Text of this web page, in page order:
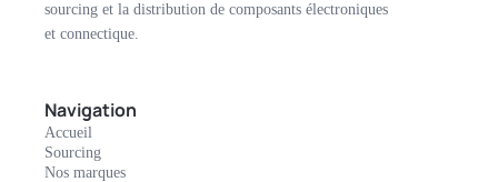
sourcing et la distribution de composants électroniques
et connectique.
Navigation
Accueil
Sourcing
Nos marques